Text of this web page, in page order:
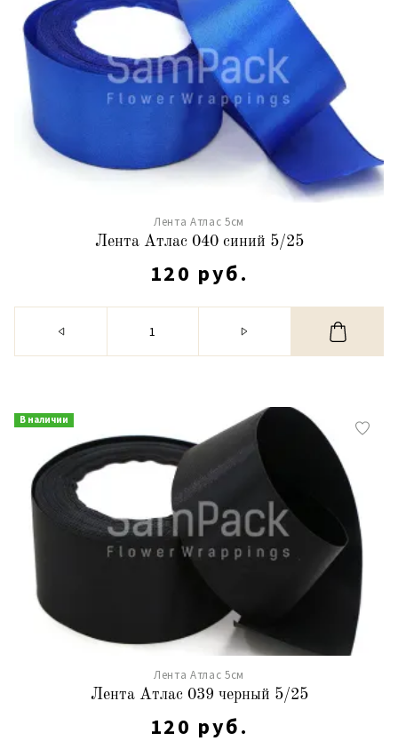
Лента Атлас 5см
Лента Атлас 040 синий 5/25
120 руб.
В наличии
Лента Атлас 5см
Лента Атлас 039 черный 5/25
120 руб.